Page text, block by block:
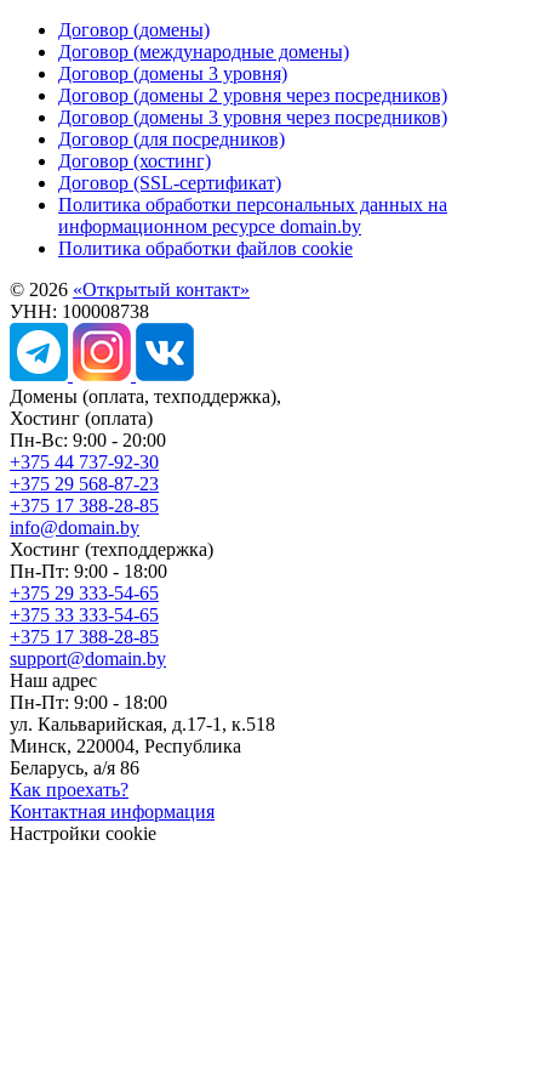
Договор (домены)
Договор (международные домены)
Договор (домены 3 уровня)
Договор (домены 2 уровня через посредников)
Договор (домены 3 уровня через посредников)
Договор (для посредников)
Договор (хостинг)
Договор (SSL-сертификат)
Политика обработки персональных данных на
информационном ресурсе domain.by
Политика обработки файлов cookie
© 2026 «Открытый контакт»
УНН: 100008738
Домены (оплата, техподдержка),
Хостинг (оплата)
Пн-Вс: 9:00 - 20:00
+375 44 737-92-30
+375 29 568-87-23
+375 17 388-28-85
info@domain.by
Хостинг (техподдержка)
Пн-Пт: 9:00 - 18:00
+375 29 333-54-65
+375 33 333-54-65
+375 17 388-28-85
support@domain.by
Наш адрес
Пн-Пт: 9:00 - 18:00
ул. Кальварийская, д.17-1, к.518
Минск, 220004, Республика
Беларусь, а/я 86
Как проехать?
Контактная информация
Настройки cookie